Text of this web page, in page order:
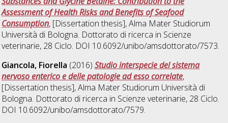
Assessment of Health Risks and Benefits of Seafood
Consumption, [Dissertation thesis], Alma Mater Studiorum
Università di Bologna. Dottorato di ricerca in Scienze
veterinarie, 28 Ciclo. DOI 10.6092/unibo/amsdottorato/7573.
Giancola, Fiorella (2016)Studio interspecie del sistema
nervoso enterico e delle patologie ad esso correlate,
[Dissertation thesis], Alma Mater Studiorum Università di
Bologna. Dottorato di ricerca in Scienze veterinarie, 28 Ciclo.
DOI 10.6092/unibo/amsdottorato/7579.